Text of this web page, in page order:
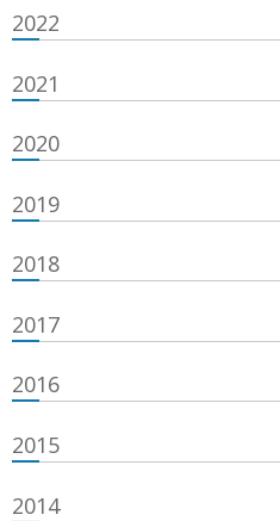
2022
2021
2020
2019
2018
2017
2016
2015
2014